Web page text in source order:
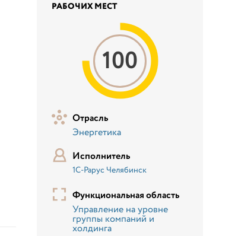
РАБОЧИХ МЕСТ
100
Отрасль
Энергетика
Исполнитель
1С-Рарус Челябинск
Функциональная область
Управление на уровне
группы компаний и
холдинга